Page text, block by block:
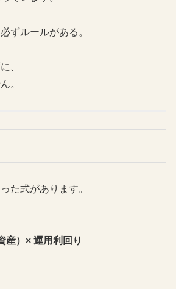
ずルールがある。
、
。
た式があります。
産）× 運用利回り